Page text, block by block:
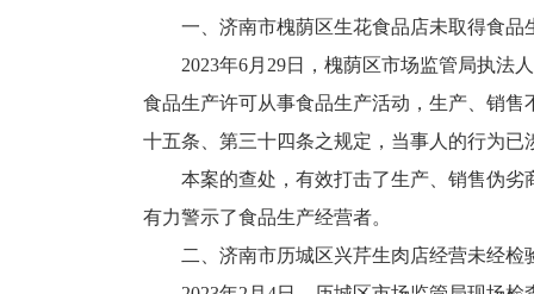
一、济南市槐荫区生花食品店未取得食
2023年6月29日，槐荫区市场监管局执法
食品生产许可从事食品生产活动，生产、销
十五条、第三十四条之规定，当事人的行为
本案的查处，有效打击了生产、销售伪
有力警示了食品生产经营者。
二、济南市历城区兴芹生肉店经营未经